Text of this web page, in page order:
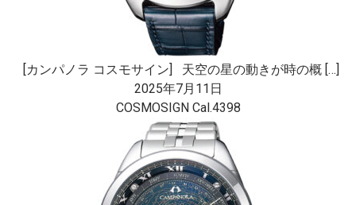
[カンパノラ コスモサイン] 天空の星の動きが時の概 […]
2025年7月11日
COSMOSIGN Cal.4398